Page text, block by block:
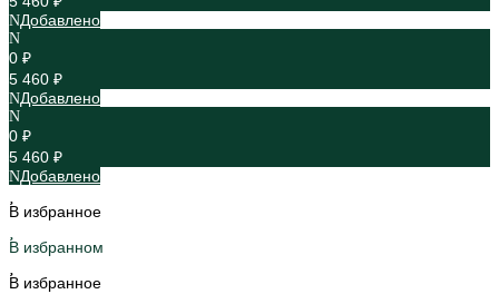
Добавлено
0 ₽
5 460 ₽
Добавлено
0 ₽
5 460 ₽
Добавлено
В избранное
В избранном
В избранное